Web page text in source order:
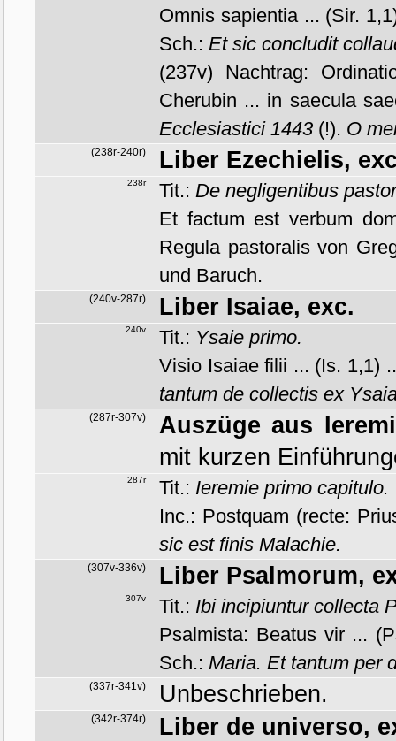
Omnis sapientia ... (Sir.
Sch.: Et sic concludit
(237v) Nachtrag:
Cherubin ... in saecula
Ecclesiastici 1443 (!). O
(238r-240r) Liber Ezechielis,
238r Tit.: De negligentibus
Et factum est verbum
Regula pastoralis von
und Baruch.
(240v-287r) Liber Isaiae, exc.
240v Tit.: Ysaie primo.
Visio Isaiae filii ... (Is. 1,1)
tantum de collectis ex
(287r-307v)
Auszüge aus
mit kurzen
287r Tit.: Ieremie primo capitulo.
Inc.: Postquam (recte:
sic est finis Malachie.
(307v-336v) Liber Psalmorum,
307v Tit.: Ibi incipiuntur collecta
Psalmista: Beatus vir ...
Sch.: Maria. Et tantum per
(337r-341v) Unbeschrieben.
(342r-374r)
Liber de universo,